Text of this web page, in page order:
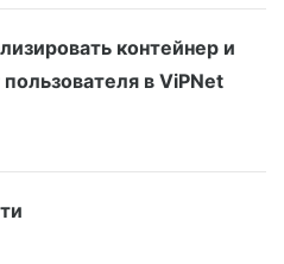
контейнер и
в ViPNet